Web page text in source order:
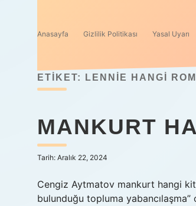
Anasayfa Gizlilik Politikası Yasal Uyarı
ETIKET: LENNIE HANGI
MANKURT
Tarih: Aralık 22, 2024
Cengiz Aytmatov mankurt hangi
bulunduğu topluma